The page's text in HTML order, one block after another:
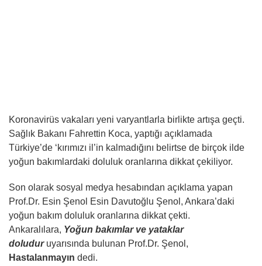
Koronavirüs vakaları yeni varyantlarla birlikte artışa geçti.
Sağlık Bakanı Fahrettin Koca, yaptığı açıklamada
Türkiye’de ‘kırımızı il’in kalmadığını belirtse de birçok ilde
yoğun bakımlardaki doluluk oranlarına dikkat çekiliyor.
Son olarak sosyal medya hesabından açıklama yapan
Prof.Dr. Esin Şenol Esin Davutoğlu Şenol, Ankara’daki
yoğun bakım doluluk oranlarına dikkat çekti.
Ankaralılara, Yoğun bakımlar ve yataklar
doluduruyarısında bulunan Prof.Dr. Şenol,
Hastalanmayın dedi.